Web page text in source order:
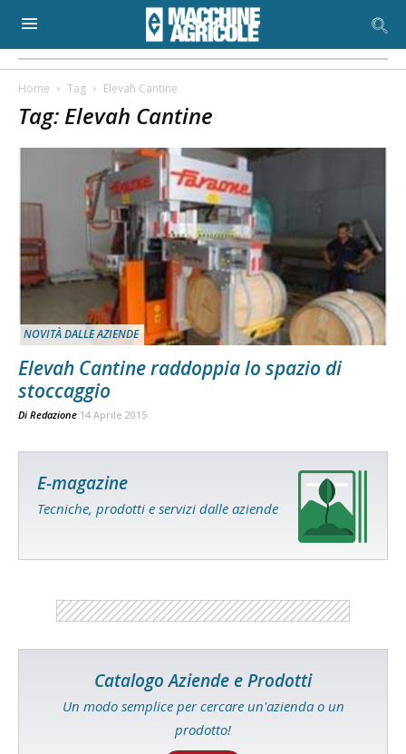
Home Tag Elevah Cantine
Tag: Elevah Cantine
NOVITÀ DALLE AZIENDE
Elevah Cantine raddoppia lo spazio di
stoccaggio
Di Redazione 14 Aprile 2015
E-magazine
Tecniche, prodotti e servizi dalle aziende
Catalogo Aziende e Prodotti
Un modo semplice per cercare un'azienda o un
prodotto!